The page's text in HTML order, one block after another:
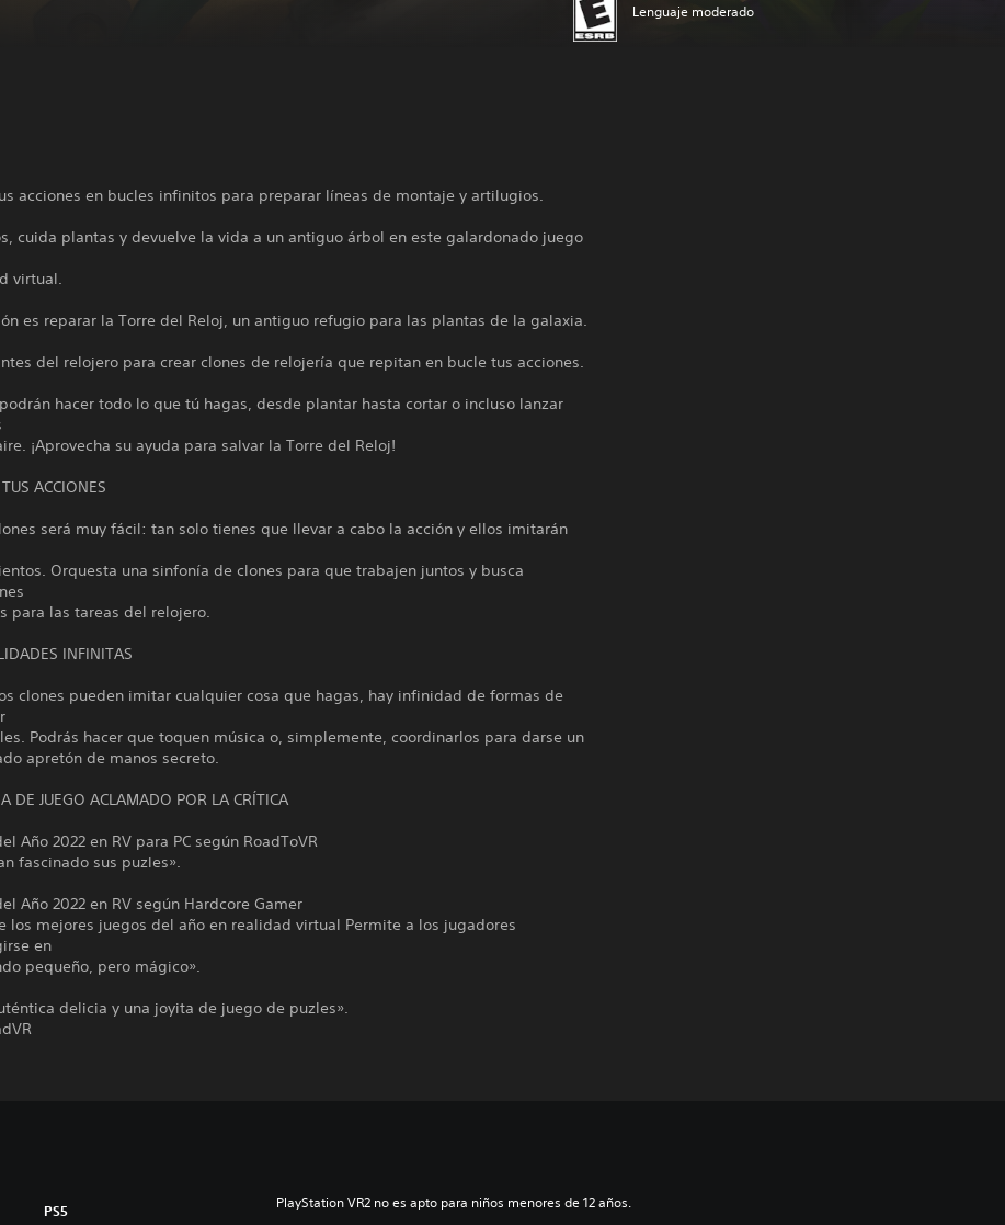
Lenguaje moderado
acciones en bucles infinitos para preparar líneas de montaje y artilugios.
cuida plantas y devuelve la vida a un antiguo árbol en este galardonado juego
virtual.
es reparar la Torre del Reloj, un antiguo refugio para las plantas de la galaxia.
del relojero para crear clones de relojería que repitan en bucle tus acciones.
hacer todo lo que tú hagas, desde plantar hasta cortar o incluso lanzar
¡Aprovecha su ayuda para salvar la Torre del Reloj!
ACCIONES
será muy fácil: tan solo tienes que llevar a cabo la acción y ellos imitarán
Orquesta una sinfonía de clones para que trabajen juntos y busca
para las tareas del relojero.
INFINITAS
clones pueden imitar cualquier cosa que hagas, hay infinidad de formas de
Podrás hacer que toquen música o, simplemente, coordinarlos para darse un
apretón de manos secreto.
DE JUEGO ACLAMADO POR LA CRÍTICA
Año 2022 en RV para PC según RoadToVR
fascinado sus puzles».
Año 2022 en RV según Hardcore Gamer
los mejores juegos del año en realidad virtual Permite a los jugadores
en
pequeño, pero mágico».
delicia y una joyita de juego de puzles».
PS5 PlayStation VR2 no es apto para niños menores de 12 años.